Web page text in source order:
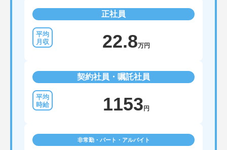
正社員
22.8万円
契約社員・嘱託社員
1153 円
非常勤・パート・アルバイト